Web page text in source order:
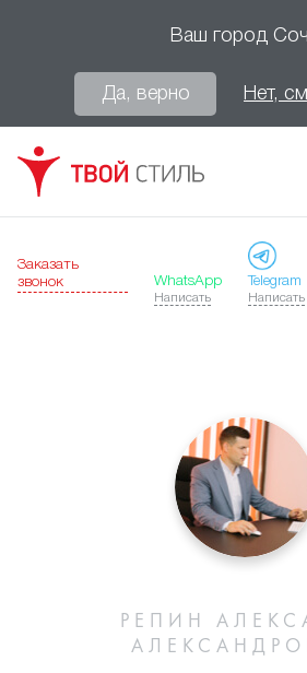
Ваш город
Да, верно Нет,
Заказать
звонок
WhatsApp
Написать
Telegram
Написать
РЕПИН